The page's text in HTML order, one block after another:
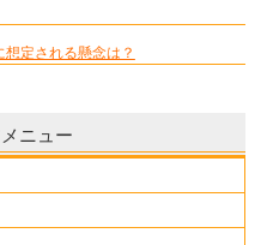
定される懸念は？
ニュー